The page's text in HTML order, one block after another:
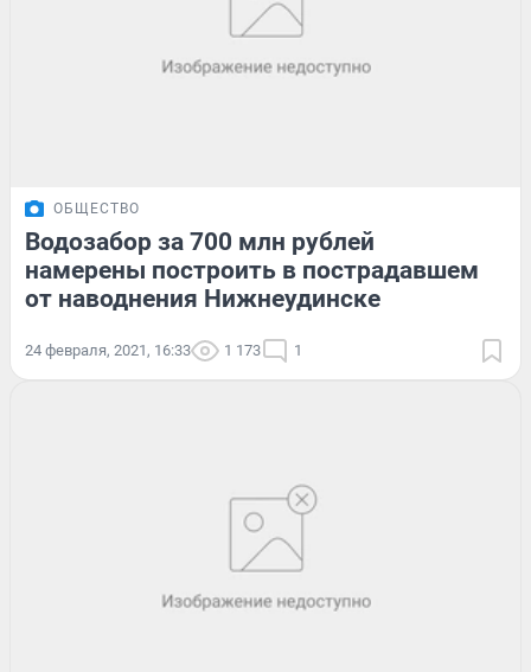
ОБЩЕСТВО
Водозабор за 700 млн рублей
намерены построить в пострадавшем
от наводнения Нижнеудинске
24 февраля, 2021, 16:33 1 173 1